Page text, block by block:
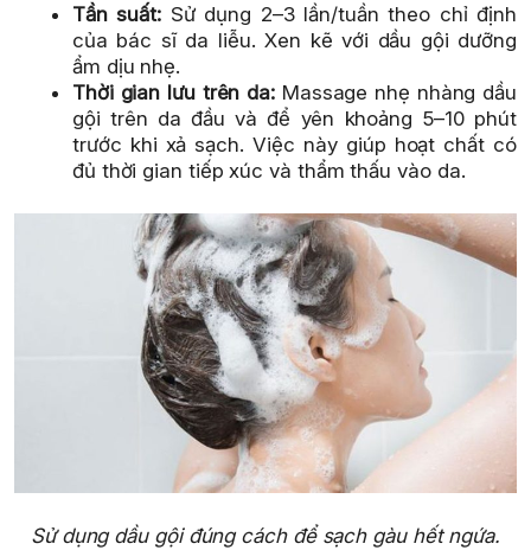
Tần suất: Sử dụng 2–3 lần/tuần theo chỉ định
của bác sĩ da liễu. Xen kẽ với dầu gội dưỡng
ẩm dịu nhẹ.
Thời gian lưu trên da: Massage nhẹ nhàng dầu
gội trên da đầu và để yên khoảng 5–10 phút
trước khi xả sạch. Việc này giúp hoạt chất có
đủ thời gian tiếp xúc và thẩm thấu vào da.
Sử dụng dầu gội đúng cách để sạch gàu hết ngứa.